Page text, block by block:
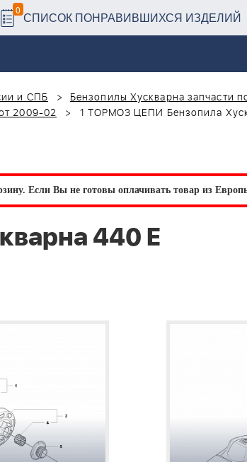
0 СПИСОК ПОНРАВИВШИХСЯ ИЗДЕЛИЙ
и СПБ
Бензопилы Хускварна запчасти
2009-02 1 ТОРМОЗ ЦЕПИ Бензопила
Если Вы не готовы оплачивать товар из
440 E